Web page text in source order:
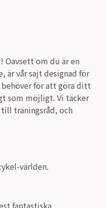
Oavsett om du är en
är vår sajt designad för
för att göra ditt
som möjligt. Vi täcker
träningsråd, och
världen.
fantastiska